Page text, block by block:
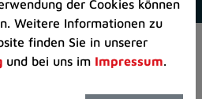
Pressemitteilungen
der Cookies können
Weitere Informationen zu
finden Sie in unserer
und bei uns im Impressum.